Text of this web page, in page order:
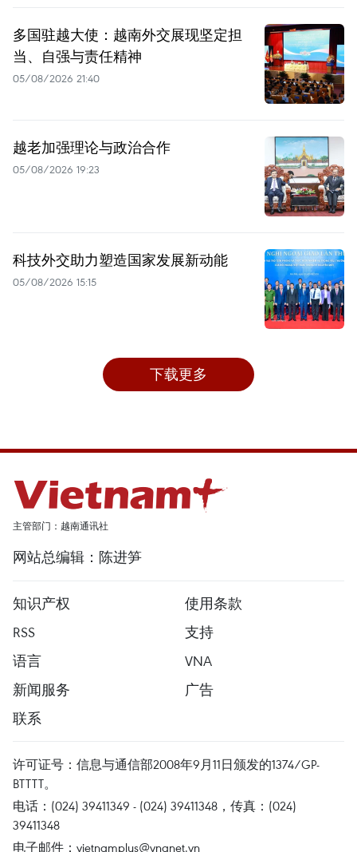
多国驻越大使：越南外交展现坚定担
当、自强与责任精神
05/08/2026 21:40
越老加强理论与政治合作
05/08/2026 19:23
科技外交助力塑造国家发展新动能
05/08/2026 15:15
下载更多
主管部门：越南通讯社
网站总编辑：陈进笋
知识产权
使用条款
RSS
支持
语言
VNA
新闻服务
广告
联系
许可证号：信息与通信部2008年9月11日颁发的1374/GP-
BTTTT。
电话：(024) 39411349 - (024) 39411348，传真：(024)
39411348
电子邮件： vietnamplus@vnanet.vn